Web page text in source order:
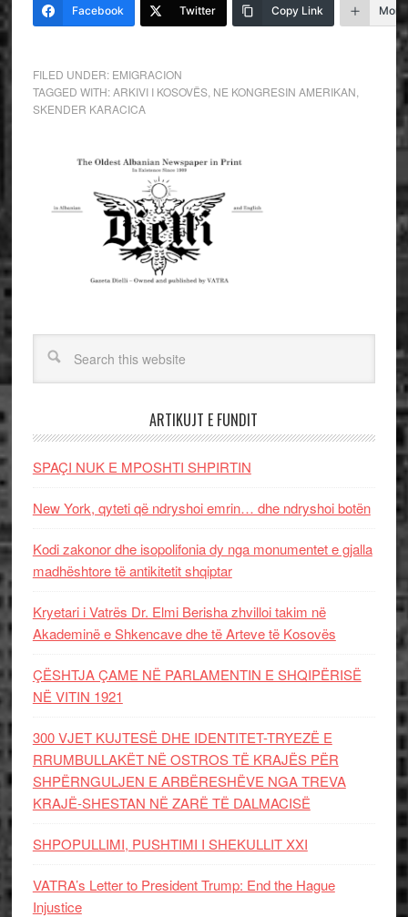
Facebook Twitter Copy Link More
FILED UNDER: EMIGRACION
TAGGED WITH:ARKIVI I KOSOVËS, NE KONGRESIN AMERIKAN
SKENDER KARACICA
ARTIKUJT E FUNDIT
SPAÇI NUK E MPOSHTI SHPIRTIN
New York, qyteti që ndryshoi emrin… dhe ndryshoi botën
Kodi zakonor dhe isopolifonia dy nga monumentet e gjalla
madhështore të antikitetit shqiptar
Kryetari i Vatrës Dr. Elmi Berisha zhvilloi takim në
Akademinë e Shkencave dhe të Arteve të Kosovës
ÇËSHTJA ÇAME NË PARLAMENTIN E SHQIPËRISË
NË VITIN 1921
300 VJET KUJTESË DHE IDENTITET-TRYEZË E
RRUMBULLAKËT NË OSTROS TË KRAJËS PËR
SHPËRNGULJEN E ARBËRESHËVE NGA TREVA
KRAJË-SHESTAN NË ZARË TË DALMACISË
SHPOPULLIMI, PUSHTIMI I SHEKULLIT XXI
VATRA’s Letter to President Trump: End the Hague
Injustice